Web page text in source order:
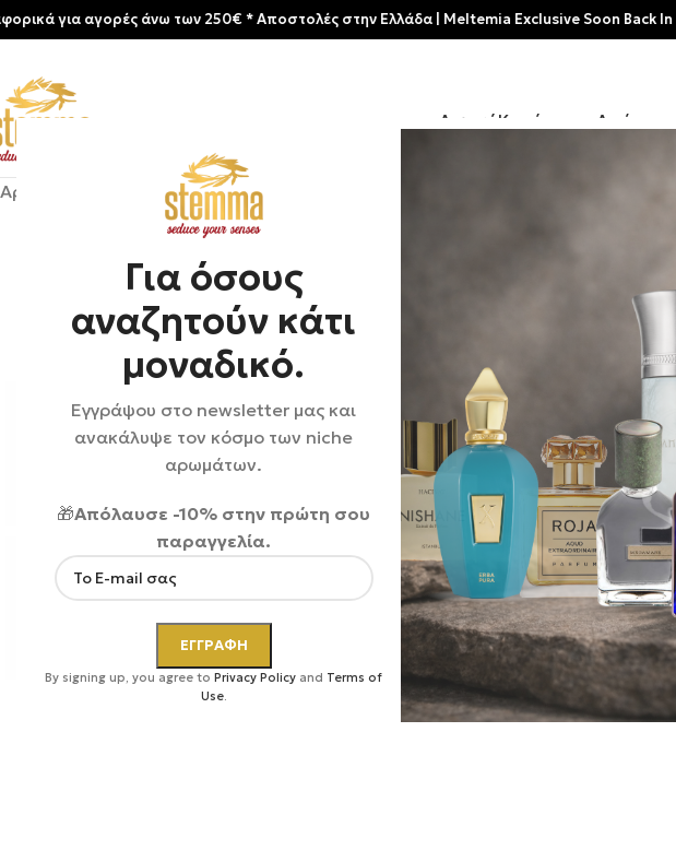
Για όσους
αναζητούν κάτι
μοναδικό.
Εγγράψου στο newsletter μας και
ανακάλυψε τον κόσμο των niche
αρωμάτων.
🎁Απόλαυσε -10% στην πρώτη σου
παραγγελία.
By signing up, you agree toPrivacy Policy and Terms of
Use.
Αρχική Κατάστημα Αρώματα
Αρχική σελίδα Shop/Αρώματα/
Κάντε κλικ για μεγέθυνση
αγορές άνω των 250€ * Aποστολές στην Ελλάδα | Meltemia Exclusive Soon Back In Stock